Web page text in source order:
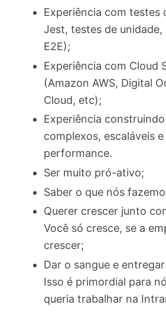
Experiência com testes
Jest, testes de
E2E);
Experiência com Cloud
(Amazon AWS, Digital
Cloud, etc);
Experiência
complexos, escaláveis
performance.
Ser muito pró-ativo;
Saber o que nós
Querer crescer junto
Você só cresce, se a
crescer;
Dar o sangue e
Isso é primordial para
queria trabalhar na